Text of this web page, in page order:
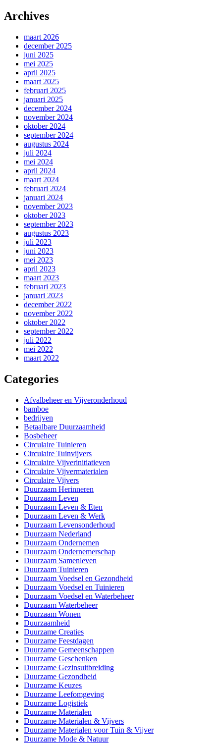
Archives
maart 2026
december 2025
juni 2025
mei 2025
april 2025
maart 2025
februari 2025
januari 2025
december 2024
november 2024
oktober 2024
september 2024
augustus 2024
juli 2024
mei 2024
april 2024
maart 2024
februari 2024
januari 2024
november 2023
oktober 2023
september 2023
augustus 2023
juli 2023
juni 2023
mei 2023
april 2023
maart 2023
februari 2023
januari 2023
december 2022
november 2022
oktober 2022
september 2022
juli 2022
mei 2022
maart 2022
Categories
Afvalbeheer en Vijveronderhoud
bamboe
bedrijven
Betaalbare Duurzaamheid
Bosbeheer
Circulaire Tuinieren
Circulaire Tuinvijvers
Circulaire Vijverinitiatieven
Circulaire Vijvermaterialen
Circulaire Vijvers
Duurzaam Herinneren
Duurzaam Leven
Duurzaam Leven & Eten
Duurzaam Leven & Werk
Duurzaam Levensonderhoud
Duurzaam Nederland
Duurzaam Ondernemen
Duurzaam Ondernemerschap
Duurzaam Samenleven
Duurzaam Tuinieren
Duurzaam Voedsel en Gezondheid
Duurzaam Voedsel en Tuinieren
Duurzaam Voedsel en Waterbeheer
Duurzaam Waterbeheer
Duurzaam Wonen
Duurzaamheid
Duurzame Creaties
Duurzame Feestdagen
Duurzame Gemeenschappen
Duurzame Geschenken
Duurzame Gezinsuitbreiding
Duurzame Gezondheid
Duurzame Keuzes
Duurzame Leefomgeving
Duurzame Logistiek
Duurzame Materialen
Duurzame Materialen & Vijvers
Duurzame Materialen voor Tuin & Vijver
Duurzame Mode & Natuur